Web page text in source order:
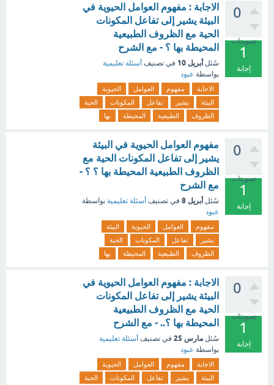
0
تصويتات
1
إجابة
الاجابة : مفهوم العوامل الحيوية في
البيئة يشير إلى تفاعل المكونات
الحية مع الظروف الطبيعية
المحيطة بها ؟ - مع الشرح
سُئل أبريل 10 في تصنيف أسئلة تعليمية
بواسطة عبود
الاجابة مفهوم العوامل
الحيوية
البيئة
يشير تفاعل المكونات
الحية
الظروف
الطبيعية المحيطة بها
0
تصويتات
1
إجابة
مفهوم العوامل الحيوية في البيئة
يشير إلى تفاعل المكونات الحية مع
الظروف الطبيعية المحيطة بها ؟ ؟ -
مع الشرح
سُئل أبريل 8 في تصنيف أسئلة تعليمية بواسطة
عبود
مفهوم العوامل الحيوية
البيئة
يشير
تفاعل المكونات
الحية
الظروف
الطبيعية المحيطة بها
0
تصويتات
1
إجابة
الاجابة : مفهوم العوامل الحيوية في
البيئة يشير إلى تفاعل المكونات
الحية مع الظروف الطبيعية
المحيطة بها ؟.. - مع الشرح
سُئل مارس 25 في تصنيف أسئلة تعليمية
بواسطة عبود
الاجابة مفهوم العوامل
الحيوية
البيئة
يشير تفاعل المكونات
الحية